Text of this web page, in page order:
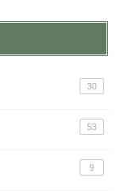
30
53
9